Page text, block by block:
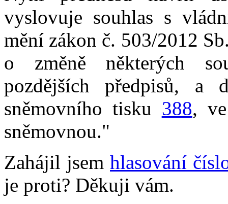
vyslovuje souhlas s
mění zákon č. 503/2012
o změně některých
pozdějších předpisů, a
sněmovního tisku 388,
sněmovnou."
Zahájil jsem hlasování
je proti? Děkuji vám.